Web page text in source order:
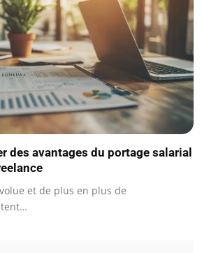
des avantages du portage salarial
et de plus en plus de